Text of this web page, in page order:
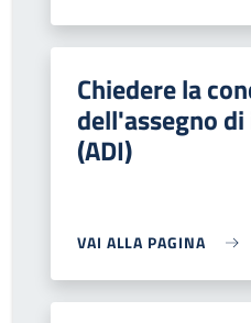
Chiedere la
dell'assegno
(ADI)
VAI ALLA PAGINA